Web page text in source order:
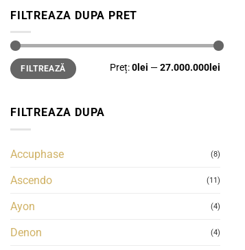
FILTREAZA DUPA PRET
Preț
minim
Preț
maximFILTREAZĂ Preț:0lei —27.000.000lei
FILTREAZA DUPA
Accuphase (8)
Ascendo (11)
Ayon (4)
Denon (4)